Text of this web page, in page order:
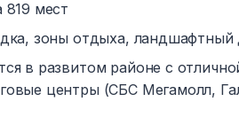
819 мест
зоны отдыха, ландшафтный
в развитом районе с
центры (СБС Мегамолл,